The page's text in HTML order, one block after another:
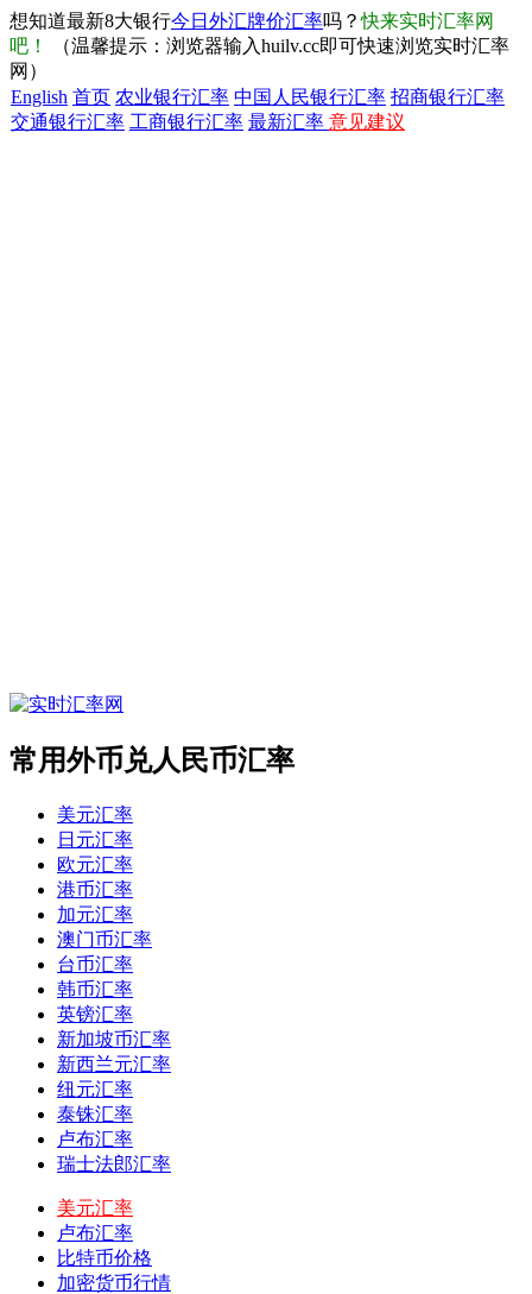
想知道最新8大银行今日外汇牌价汇率吗？快来实时汇率网
吧！
（温馨提示：浏览器输入huilv.cc即可快速浏览实时汇率
网）
English 首页 农业银行汇率 中国人民银行汇率 招商银行汇率
交通银行汇率 工商银行汇率 最新汇率 意见建议
常用外币兑人民币汇率
美元汇率
日元汇率
欧元汇率
港币汇率
加元汇率
澳门币汇率
台币汇率
韩币汇率
英镑汇率
新加坡币汇率
新西兰元汇率
纽元汇率
泰铢汇率
卢布汇率
瑞士法郎汇率
美元汇率
卢布汇率
比特币价格
加密货币行情